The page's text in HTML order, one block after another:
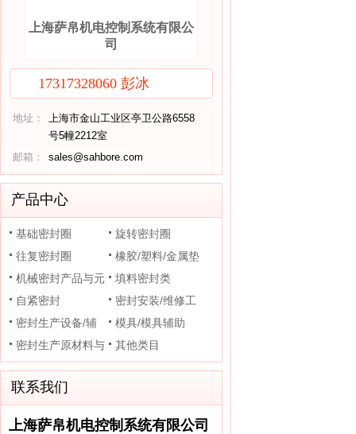
上海萨帛机电控制系统有限公
司
17317328060 彭冰
地址：
上海市金山工业区亭卫公路6558
号5幢2212室
邮箱：
sales@sahbore.com
产品中心
基础密封圈
旋转密封圈
往复密封圈
橡胶/塑料/金属垫
片
机械密封产品与元
件
填料密封类
自紧密封
密封安装/维修工
具
密封生产设备/辅
助装置
模具/模具辅助
密封生产原材料与
其他类目
联系我们
上海萨帛机电控制系统有限公司